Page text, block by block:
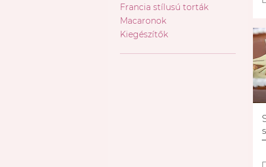
Francia stílusú torták
Macaronok
Kiegészítők